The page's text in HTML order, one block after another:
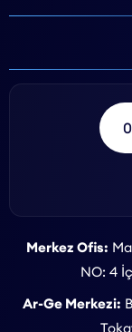
Merkez Ofis:
NO: 4
Ar-Ge Merkezi: